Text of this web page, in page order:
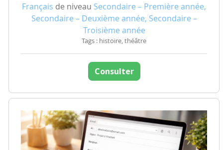
Français de niveau Secondaire – Première année,
Secondaire – Deuxième année, Secondaire –
Troisième année
Tags : histoire, théâtre
Consulter